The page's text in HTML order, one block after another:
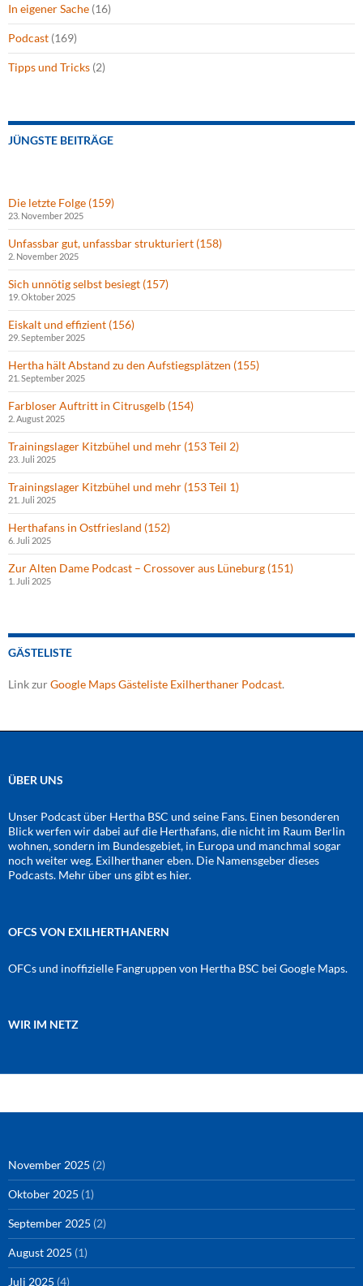
In eigener Sache (16)
Podcast (169)
Tipps und Tricks (2)
JÜNGSTE BEITRÄGE
Die letzte Folge (159)
23. November 2025
Unfassbar gut, unfassbar strukturiert (158)
2. November 2025
Sich unnötig selbst besiegt (157)
19. Oktober 2025
Eiskalt und effizient (156)
29. September 2025
Hertha hält Abstand zu den Aufstiegsplätzen (155)
21. September 2025
Farbloser Auftritt in Citrusgelb (154)
2. August 2025
Trainingslager Kitzbühel und mehr (153 Teil 2)
23. Juli 2025
Trainingslager Kitzbühel und mehr (153 Teil 1)
21. Juli 2025
Herthafans in Ostfriesland (152)
6. Juli 2025
Zur Alten Dame Podcast – Crossover aus Lüneburg (151)
1. Juli 2025
GÄSTELISTE
Link zurGoogle Maps Gästeliste Exilherthaner Podcast.
ÜBER UNS
Unser Podcast über Hertha BSC und seine Fans. Einen besonderen
Blick werfen wir dabei auf die Herthafans, die nicht im Raum Berlin
wohnen, sondern im Bundesgebiet, in Europa und manchmal sogar
noch weiter weg. Exilherthaner eben. Die Namensgeber dieses
Podcasts. Mehr über uns gibt es hier.
OFCS VON EXILHERTHANERN
OFCs und inoffizielle Fangruppen von Hertha BSC bei Google Maps.
WIR IM NETZ
November 2025 (2)
Oktober 2025 (1)
September 2025 (2)
August 2025 (1)
Juli 2025 (4)